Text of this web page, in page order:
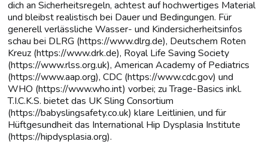
dich an Sicherheitsregeln, achtest auf hochwertiges Material
und bleibst realistisch bei Dauer und Bedingungen. Für
generell verlässliche Wasser- und Kindersicherheitsinfos
schau bei DLRG (https://www.dlrg.de), Deutschem Roten
Kreuz (https://www.drk.de), Royal Life Saving Society
(https://www.rlss.org.uk), American Academy of Pediatrics
(https://www.aap.org), CDC (https://www.cdc.gov) und
WHO (https://www.who.int) vorbei; zu Trage-Basics inkl.
T.I.C.K.S. bietet das UK Sling Consortium
(https://babyslingsafety.co.uk) klare Leitlinien, und für
Hüftgesundheit das International Hip Dysplasia Institute
(https://hipdysplasia.org).